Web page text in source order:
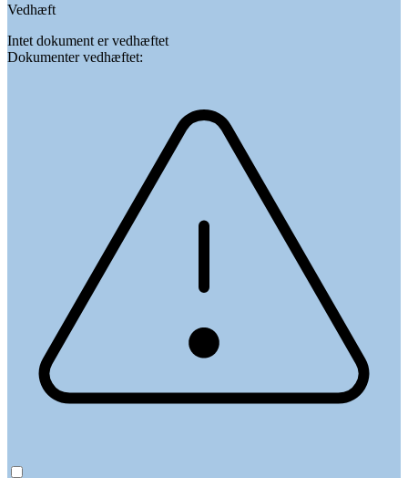
Vedhæft
Intet dokument er vedhæftet
Dokumenter vedhæftet: